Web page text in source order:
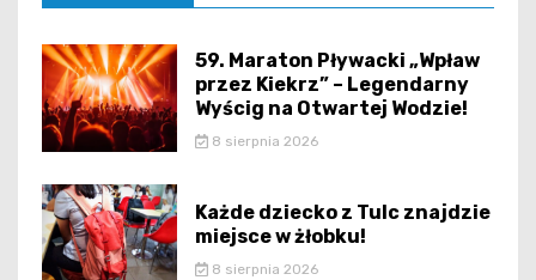
59. Maraton Pływacki „Wpław
przez Kiekrz” – Legendarny
Wyścig na Otwartej Wodzie!
8 sierpnia 2026
Każde dziecko z Tulc znajdzie
miejsce w żłobku!
8 sierpnia 2026